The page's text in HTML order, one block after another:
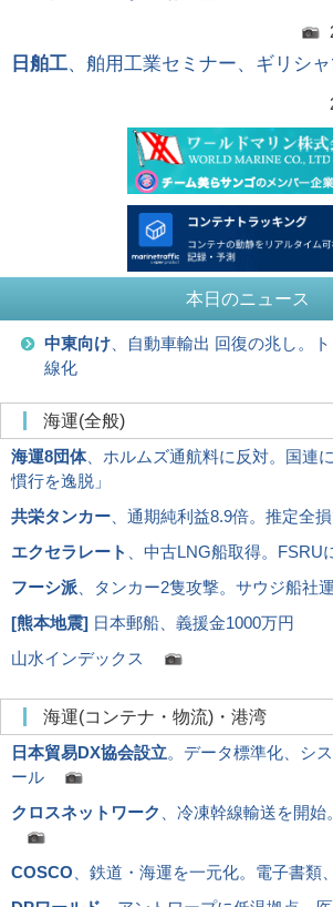
日舶工、舶用工業セミナー、ギリシ
本日のニュース
中東向け 、自動車輸出 回復の兆し。
線化
海運(全般)
海運8団体、ホルムズ通航料に反対。国連
慣行を逸脱」
共栄タンカー 、通期純利益8.9倍。推定全
エクセラレート
、中古LNG船取得。
フーシ派 、タンカー2隻攻撃。サウジ船
[熊本地震] 日本郵船、義援金1000万円
山水インデックス
海運(コンテナ・物流)・港湾
日本貿易DX協会設立。データ標準化、シ
ール
クロスネットワーク
、冷凍幹線輸送を開
COSCO 、鉄道・海運を一元化。電子書